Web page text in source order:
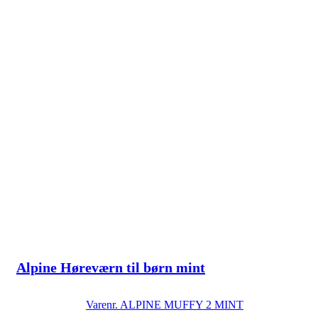
Alpine Høreværn til børn mint
Varenr. ALPINE MUFFY 2 MINT